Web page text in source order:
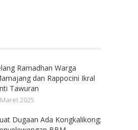
Ramadhan Warga
dan Rappocini Ikral
Tawuran
2025
Dugaan Ada Kongkalikong;